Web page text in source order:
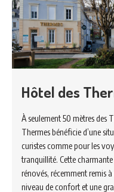
Hôtel des
À seulement 50 mètres des
Thermes bénéficie d’une
curistes comme pour les
tranquillité. Cette
rénovés, récemment remis
niveau de confort et une